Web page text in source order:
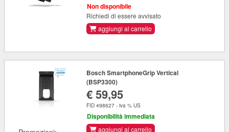
Non disponibile
Richiedi di essere avvisato
aggiungi al carrello
Bosch SmartphoneGrip Vertical
(BSP3300)
€ 59,95
FID 498627 - iva % US
Disponibilità immediata
aggiungi al carrello